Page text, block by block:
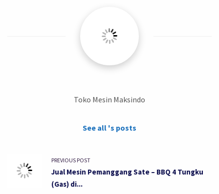
Toko Mesin Maksindo
See all 's posts
PREVIOUS POST
Jual Mesin Pemanggang Sate – BBQ 4 Tungku
(Gas) di...